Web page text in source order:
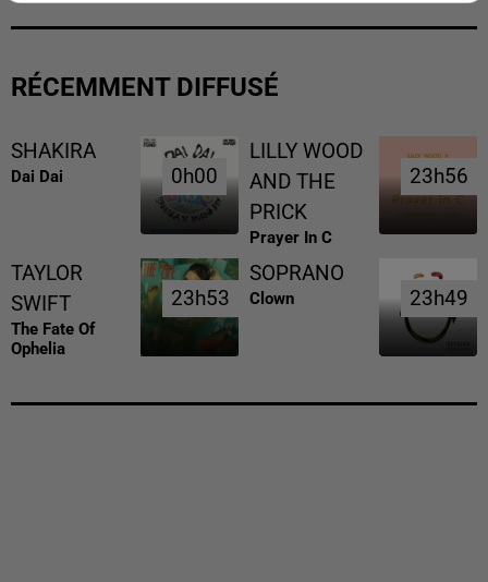
RÉCEMMENT DIFFUSÉ
SHAKIRA
Dai Dai 0h00
0h00
LILLY WOOD
AND THE
PRICK
Prayer In C
23h56
23h56
TAYLOR
SWIFT
The Fate Of
Ophelia
23h53
23h53
SOPRANO
Clown 23h49
23h49